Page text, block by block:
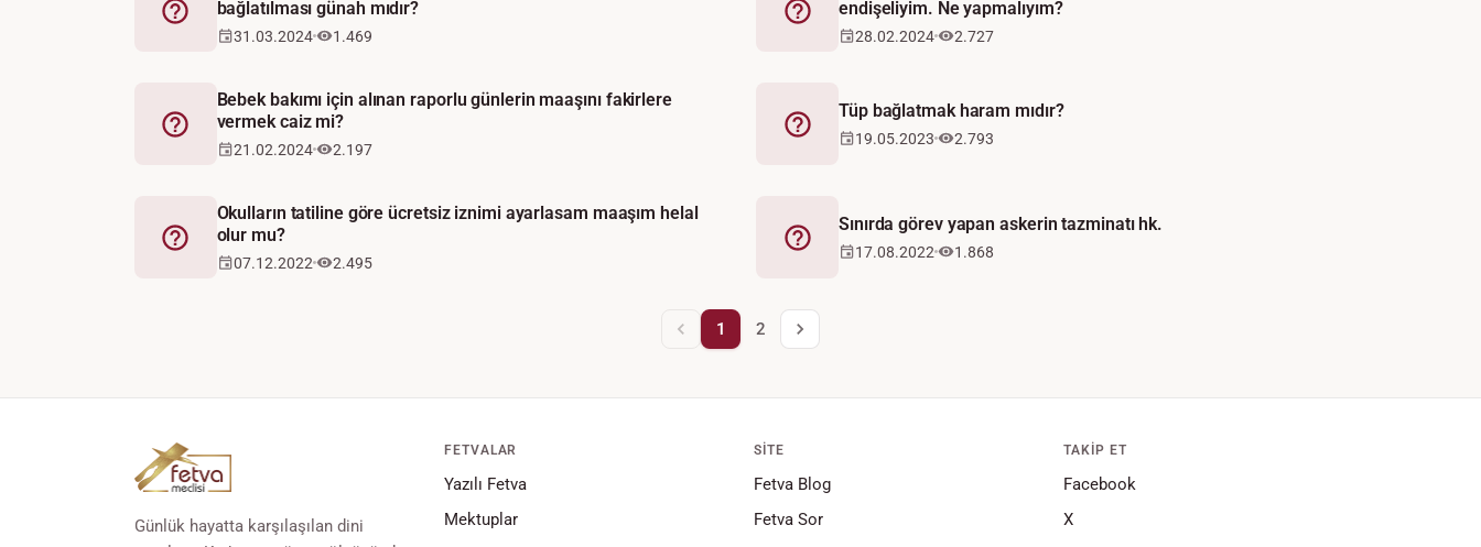
Fetva
bağlatılması günah mıdır?
31.03.2024 1.469
Fetva
endişeliyim. Ne yapmalıyım?
28.02.2024 2.727
Fetva
Bebek bakımı için alınan raporlu günlerin maaşını fakirlere
vermek caiz mi?
21.02.2024 2.197
Fetva
Tüp bağlatmak haram mıdır?
19.05.2023 2.793
Fetva
Okulların tatiline göre ücretsiz iznimi ayarlasam maaşım helal
olur mu?
07.12.2022 2.495
Fetva
Sınırda görev yapan askerin tazminatı hk.
17.08.2022 1.868
1 2
Günlük hayatta karşılaşılan dini
FETVALAR
Yazılı Fetva
Mektuplar
SITE
Fetva Blog
Fetva Sor
TAKIP ET
Facebook
X